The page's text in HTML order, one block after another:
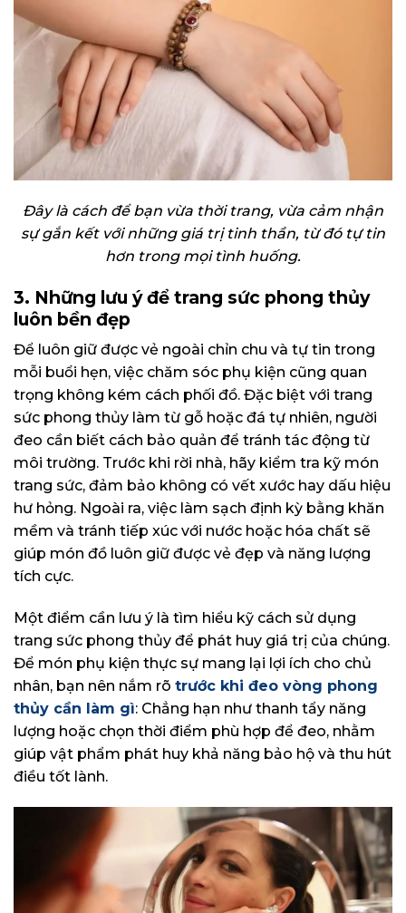
Đây là cách để bạn vừa thời trang, vừa cảm nhận
sự gắn kết với những giá trị tinh thần, từ đó tự tin
hơn trong mọi tình huống.
3. Những lưu ý để trang sức phong thủy
luôn bền đẹp
Để luôn giữ được vẻ ngoài chỉn chu và tự tin trong
mỗi buổi hẹn, việc chăm sóc phụ kiện cũng quan
trọng không kém cách phối đồ. Đặc biệt với trang
sức phong thủy làm từ gỗ hoặc đá tự nhiên, người
đeo cần biết cách bảo quản để tránh tác động từ
môi trường. Trước khi rời nhà, hãy kiểm tra kỹ món
trang sức, đảm bảo không có vết xước hay dấu hiệu
hư hỏng. Ngoài ra, việc làm sạch định kỳ bằng khăn
mềm và tránh tiếp xúc với nước hoặc hóa chất sẽ
giúp món đồ luôn giữ được vẻ đẹp và năng lượng
tích cực.
Một điểm cần lưu ý là tìm hiểu kỹ cách sử dụng
trang sức phong thủy để phát huy giá trị của chúng.
Để món phụ kiện thực sự mang lại lợi ích cho chủ
nhân, bạn nên nắm rõ trước khi đeo vòng phong
thủy cần làm gì: Chẳng hạn như thanh tẩy năng
lượng hoặc chọn thời điểm phù hợp để đeo, nhằm
giúp vật phẩm phát huy khả năng bảo hộ và thu hút
điều tốt lành.